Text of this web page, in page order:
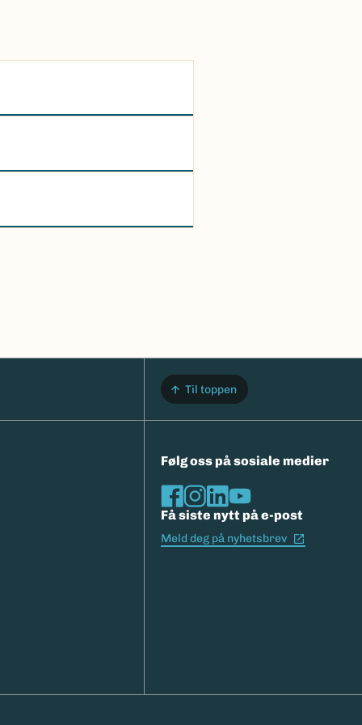
Til toppen
Følg oss på sosiale medier
Få siste nytt på e-post
Meld deg på nyhetsbrev